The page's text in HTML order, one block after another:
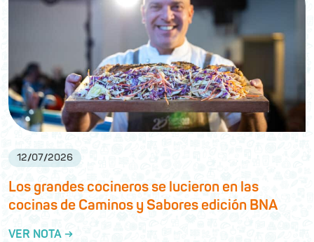
12/07/2026
Los grandes cocineros se lucieron en las
cocinas de Caminos y Sabores edición BNA
VER NOTA →